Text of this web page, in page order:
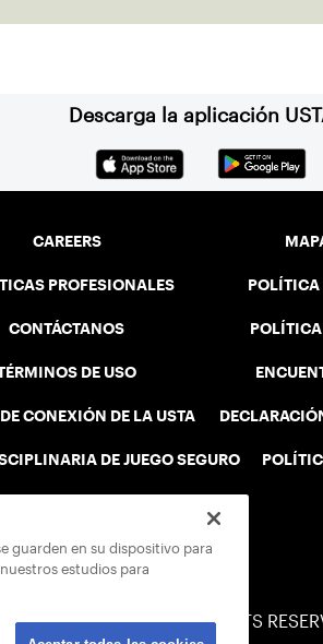
Descarga la aplicación
CAREERS
PROFESIONALES
CONTÁCTANOS
DE USO
DE CONEXIÓN DE LA USTA
DE JUEGO SEGURO
POLÍTICA
© 2026 USTA ALL RIGHTS
guarden en su dispositivo para
estudios para